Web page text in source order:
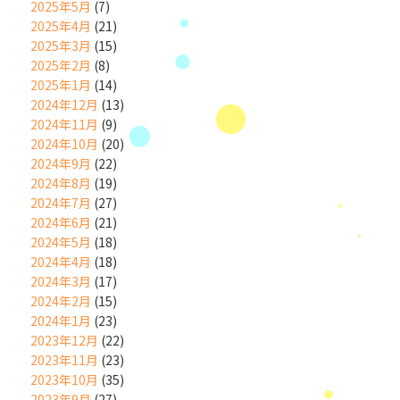
2025年5月 (7)
2025年4月 (21)
2025年3月 (15)
2025年2月 (8)
2025年1月 (14)
2024年12月 (13)
2024年11月 (9)
2024年10月 (20)
2024年9月 (22)
2024年8月 (19)
2024年7月 (27)
2024年6月 (21)
2024年5月 (18)
2024年4月 (18)
2024年3月 (17)
2024年2月 (15)
2024年1月 (23)
2023年12月 (22)
2023年11月 (23)
2023年10月 (35)